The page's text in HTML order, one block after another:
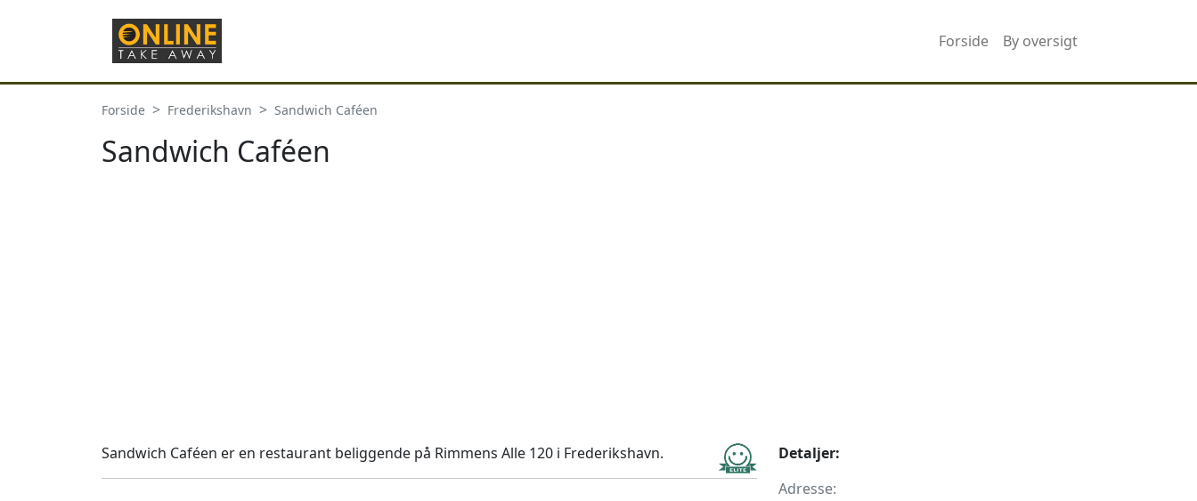
Forside By oversigt
Forside Frederikshavn Sandwich Caféen
Sandwich Caféen
Sandwich Caféen er en restaurant beliggende på Rimmens Alle 120 i Frederikshavn.
Detaljer:
Adresse: